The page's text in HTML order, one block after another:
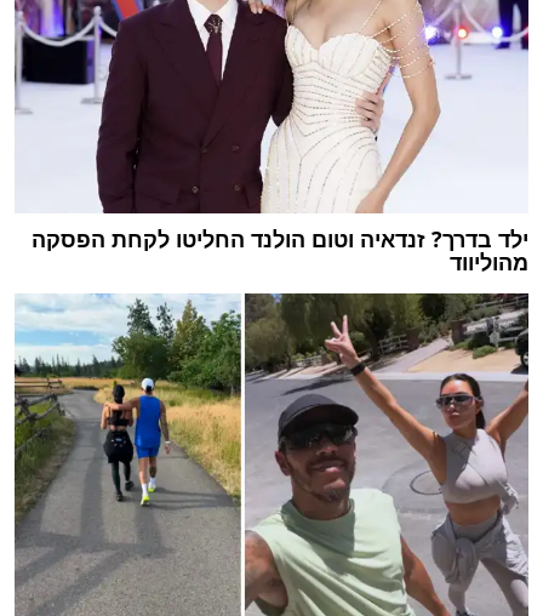
ילד בדרך? זנדאיה וטום הולנד החליטו לקחת הפסקה
מהוליווד